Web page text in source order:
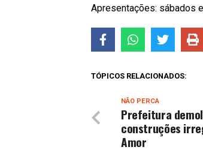
Apresentações: sábados
TÓPICOS RELACIONADOS:
NÃO PERCA
Prefeitura
construções
Amor